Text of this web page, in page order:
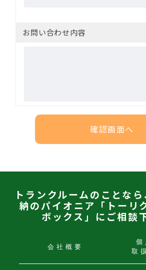
お問い合わせ内容
トランクルームのことな
納のパイオニア「トーリ
ボックス」にご相談
会社概要
個
取